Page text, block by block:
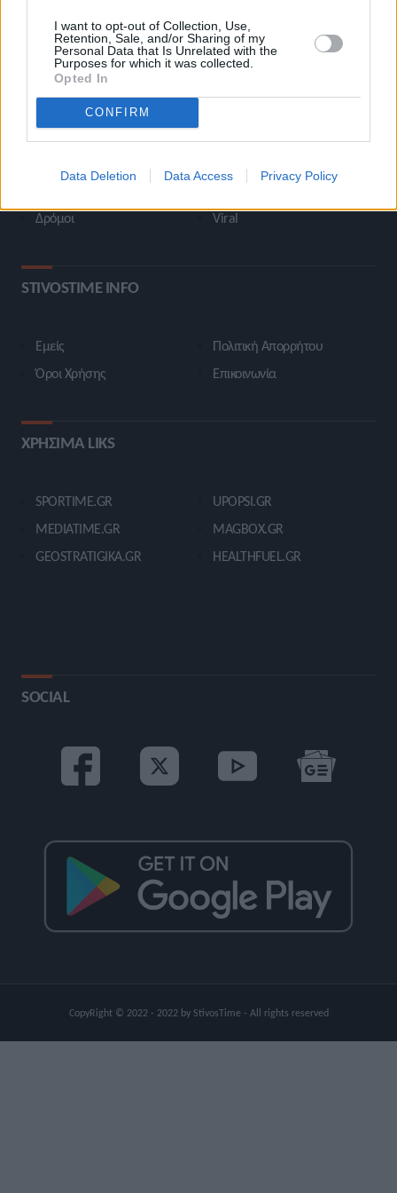
I want to opt-out of Collection, Use,
Retention, Sale, and/or Sharing of my
Personal Data that Is Unrelated with the
Purposes for which it was collected.
Opted In
CONFIRM
Data Deletion Data Access Privacy Policy
ΚΑΤΗΓΟΡΙΕΣ
Δρόμοι
Viral
STIVOSTIME INFO
Εμείς
Όροι Χρήσης
Πολιτική Απορρήτου
Επικοινωνία
ΧΡΗΣΙΜΑ LIKS
SPORTIME.GR
MEDIATIME.GR
GEOSTRATIGIKA.GR
UPOPSI.GR
MAGBOX.GR
HEALTHFUEL.GR
SOCIAL
CopyRight © 2022 - 2022 by StivosTime - All rights reserved